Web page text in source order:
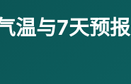
温与7天预报